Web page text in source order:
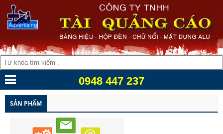
0948 447 237
SẢN PHẨM